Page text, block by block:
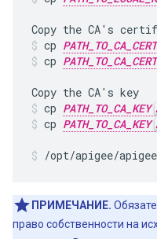
cp PATH_TO_CA_CERT
cp PATH_TO_CA_CERT
cp PATH_TO_CA_KEY
cp PATH_TO_CA_KEY
/opt/apigee/
ПРИМЕЧАНИЕ.
право собственности на